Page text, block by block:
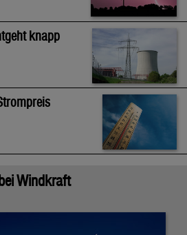
knapp
Windkraft